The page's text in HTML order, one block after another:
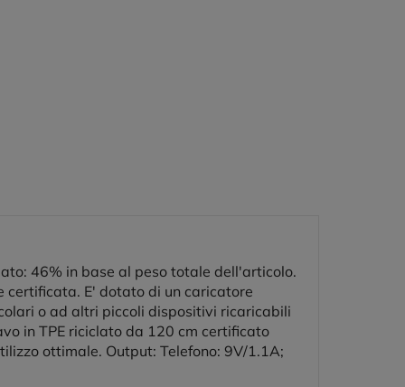
46% in base al peso totale dell'articolo.
E' dotato di un caricatore
o ad altri piccoli dispositivi ricaricabili
in TPE riciclato da 120 cm certificato
ottimale. Output: Telefono: 9V/1.1A;